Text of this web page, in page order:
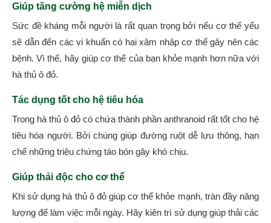
Giúp tăng cường hệ miễn dịch
Sức đề kháng mỗi người là rất quan trọng bởi nếu cơ thể yếu
sẽ dẫn đến các vi khuẩn có hại xâm nhập cơ thể gây nên các
bệnh. Vì thế, hãy giúp cơ thể của bạn khỏe mạnh hơn nữa với
hà thủ ô đỏ.
Tác dụng tốt cho hệ tiêu hóa
Trong hà thủ ô đỏ có chứa thành phần anthranoid rất tốt cho hệ
tiêu hóa người. Bởi chúng giúp đường ruột dễ lưu thông, hạn
chế những triệu chứng táo bón gây khó chịu.
Giúp thải độc cho cơ thể
Khi sử dụng hà thủ ô đỏ giúp cơ thể khỏe mạnh, tràn đầy năng
lượng để làm việc mỗi ngày. Hãy kiên trì sử dụng giúp thải các